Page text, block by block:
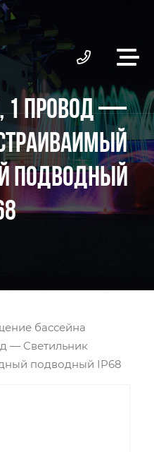
1 ПРОВОД —
ПОДВОДНЫЙ
бассейна
— Светильник
подводный IP68